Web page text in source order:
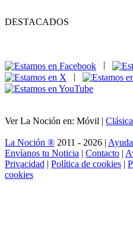
DESTACADOS
|
Ver La Noción en: Móvil | Clásica
La Noción ® 2011 - 2026 | Ayuda
Envíanos tu Noticia | Contacto |
Privacidad | Política de cookies |
cookies